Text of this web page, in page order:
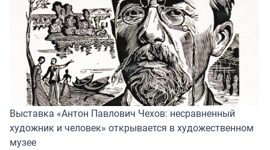
Выставка «Антон Павлович Чехов: несравненный
художник и человек» открывается в художественном
музее